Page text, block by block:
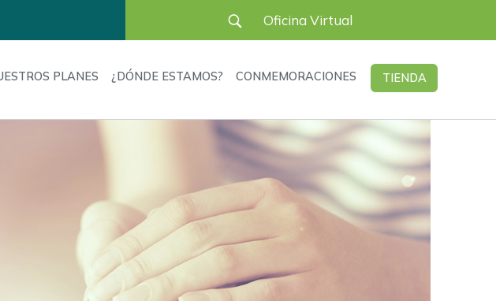
Oficina Virtual
PLANES ¿DÓNDE ESTAMOS? CONMEMORACIONES TIENDA